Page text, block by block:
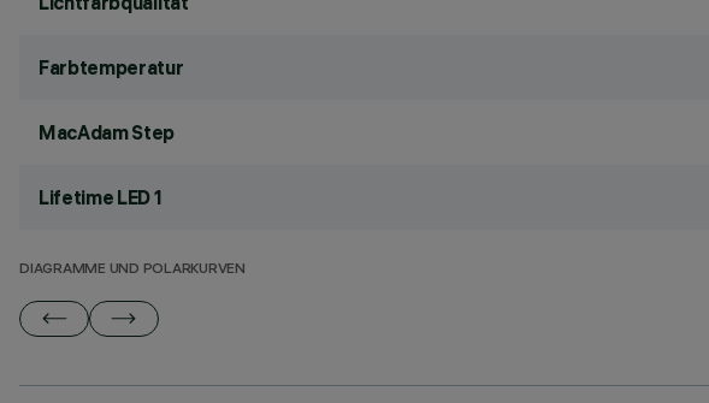
Farbtemperatur
MacAdam Step
Lifetime LED 1
DIAGRAMME UND POLARKURVEN